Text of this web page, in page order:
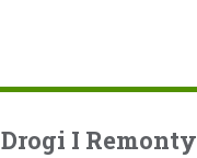
Drogi I Remonty